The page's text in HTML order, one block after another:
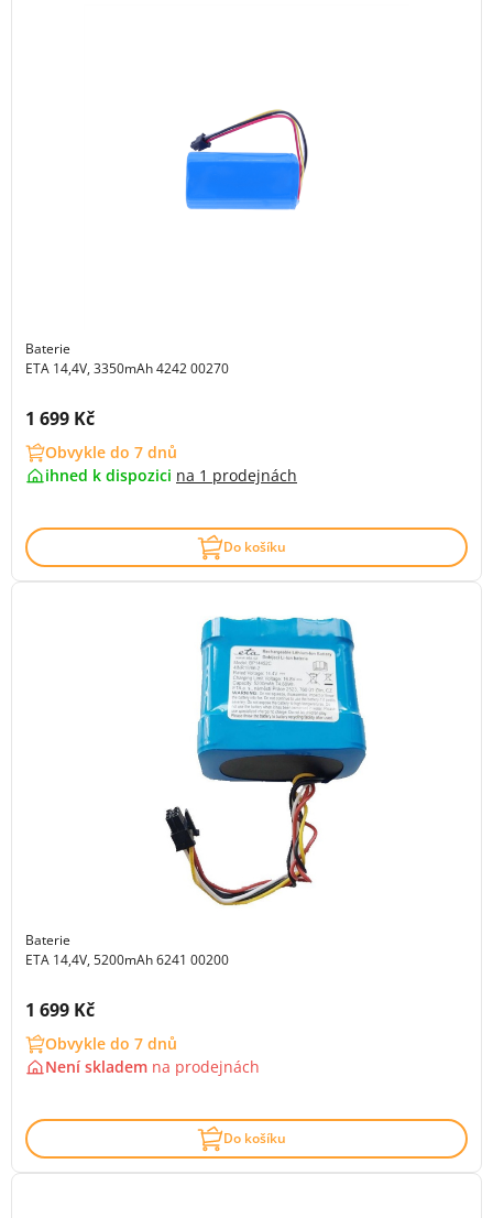
Baterie
ETA 14,4V, 3350mAh 4242 00270
Cena s DPH:
1 699 Kč
Obvykle do 7 dnů
ihned k dispozici na 1 prodejnách
Do košíku
Baterie
ETA 14,4V, 5200mAh 6241 00200
Cena s DPH:
1 699 Kč
Obvykle do 7 dnů
Není skladem na prodejnách
Do košíku